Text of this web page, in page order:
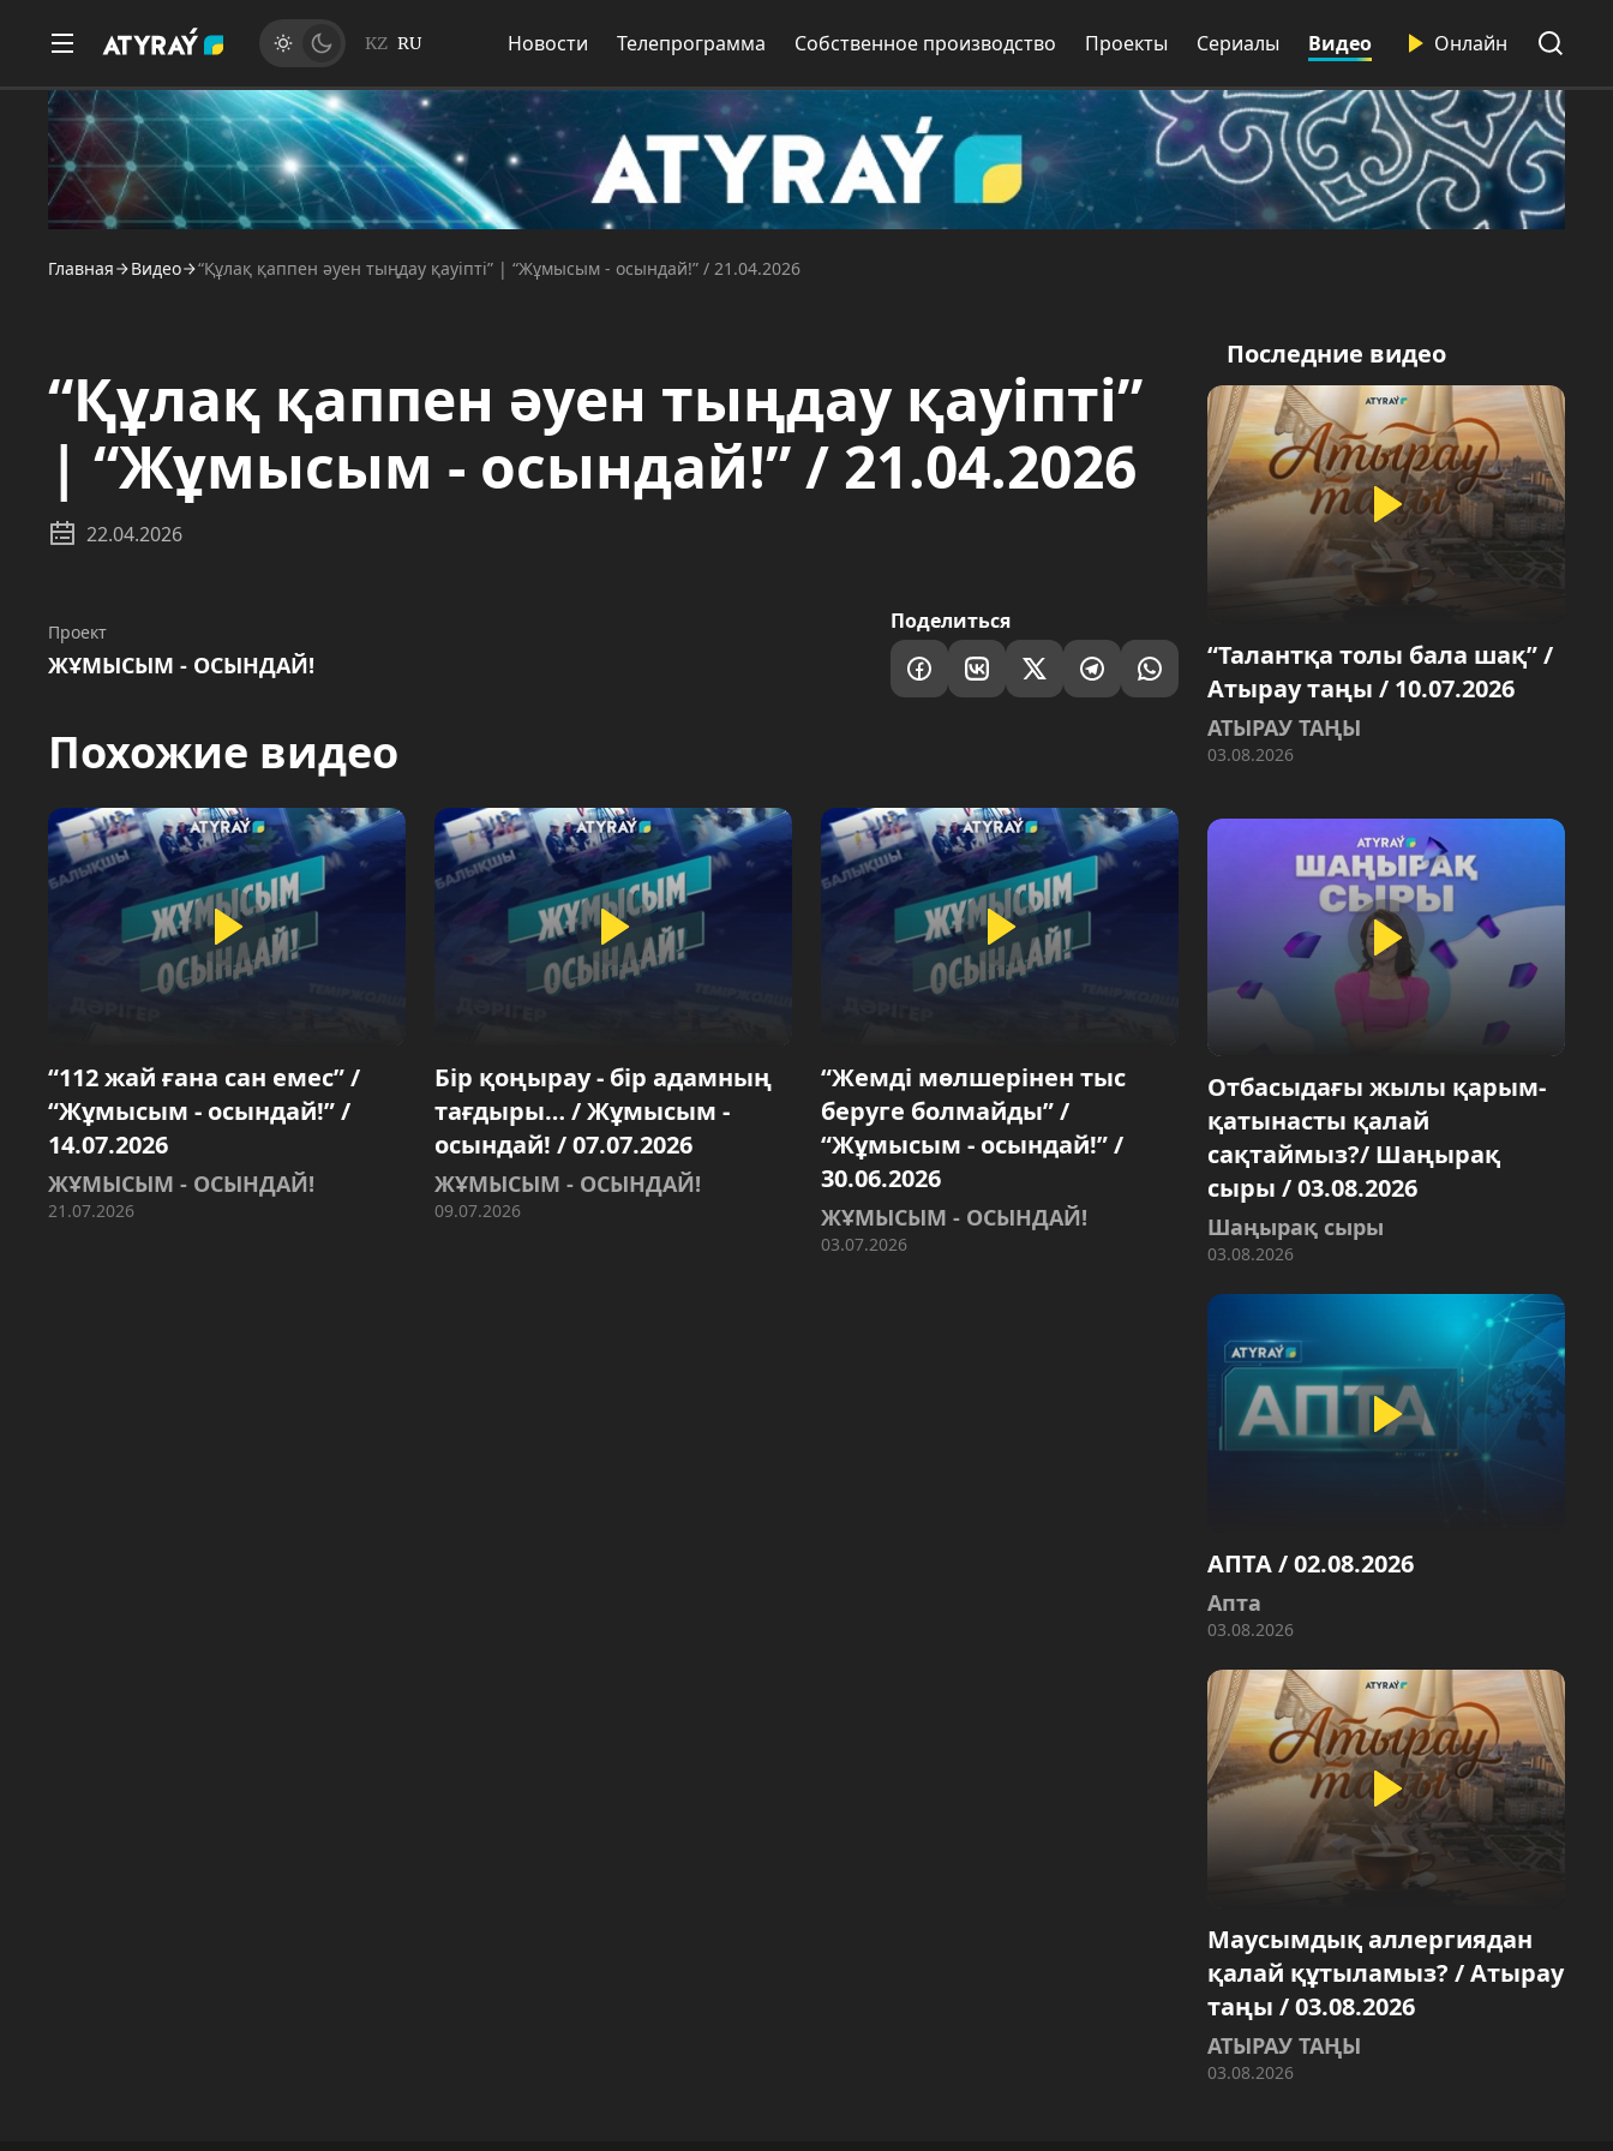
KZ RU Новости Телепрограмма Собственное производство Проекты Сериалы Видео Онлайн
Главная Видео “Құлақ қаппен әуен тыңдау қауіпті” | “Жұмысым - осындай!” / 21.04.2026
“Құлақ қаппен әуен тыңдау қауіпті”
| “Жұмысым - осындай!” / 21.04.2026
22.04.2026
Проект
ЖҰМЫСЫМ - ОСЫНДАЙ!
Поделиться
Похожие видео
“112 жай ғана сан емес” /
“Жұмысым - осындай!” /
14.07.2026
ЖҰМЫСЫМ - ОСЫНДАЙ!
21.07.2026
Бір қоңырау - бір адамның
тағдыры… / Жұмысым -
осындай! / 07.07.2026
ЖҰМЫСЫМ - ОСЫНДАЙ!
09.07.2026
“Жемді мөлшерінен тыс
беруге болмайды” /
“Жұмысым - осындай!” /
30.06.2026
ЖҰМЫСЫМ - ОСЫНДАЙ!
03.07.2026
Последние видео
“Талантқа толы бала шақ” /
Атырау таңы / 10.07.2026
АТЫРАУ ТАҢЫ
03.08.2026
Отбасыдағы жылы қарым-
қатынасты қалай
сақтаймыз?/ Шаңырақ
сыры / 03.08.2026
Шаңырақ сыры
03.08.2026
АПТА / 02.08.2026
Aпта
03.08.2026
Маусымдық аллергиядан
қалай құтыламыз? / Атырау
таңы / 03.08.2026
АТЫРАУ ТАҢЫ
03.08.2026